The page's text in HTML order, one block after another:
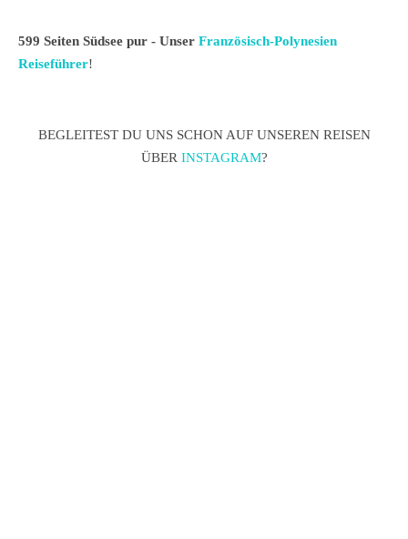
599 Seiten Südsee pur - Unser Französisch-Polynesien
Reiseführer!
BEGLEITEST DU UNS SCHON AUF UNSEREN REISEN
ÜBER INSTAGRAM?